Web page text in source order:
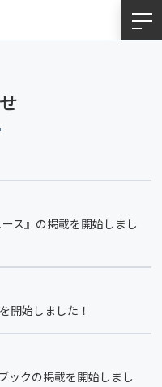
ス』の掲載を開始しまし
開始しました！
ックの掲載を開始しまし